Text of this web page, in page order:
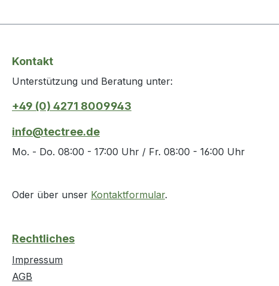
Kontakt
Unterstützung und Beratung unter:
+49 (0) 4271 8009943
info@tectree.de
Mo. - Do. 08:00 - 17:00 Uhr / Fr. 08:00 - 16:00 Uhr
Oder über unser Kontaktformular.
Rechtliches
Impressum
AGB